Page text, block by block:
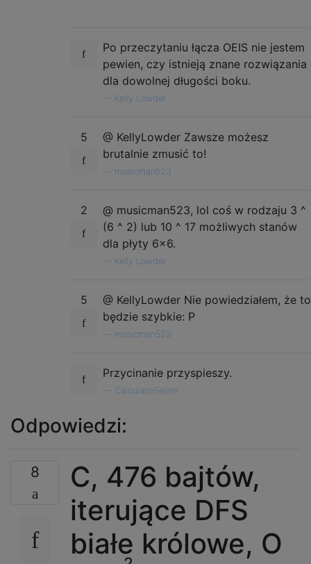
Po przeczytaniu łącza OEIS nie jestem
pewien, czy istnieją znane rozwiązania
dla dowolnej długości boku.
Kelly Lowder
5
@ KellyLowder Zawsze możesz
brutalnie zmusić to!
musicman523
2
@ musicman523, lol coś w rodzaju 3 ^
(6 ^ 2) lub 10 ^ 17 możliwych stanów
dla płyty 6x6.
Kelly Lowder
5
@ KellyLowder Nie powiedziałem, że to
będzie szybkie: P
musicman523
Przycinanie przyspieszy.
CalculatorFeline
Odpowiedzi:
8
C, 476 bajtów,
iterujące DFS
białe królowe, O